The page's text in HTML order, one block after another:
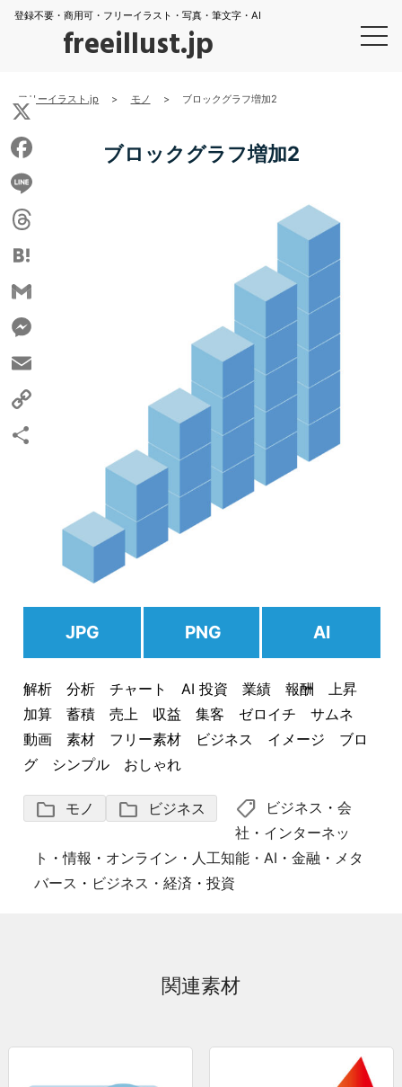
登録不要・商用可・フリーイラスト・写真・筆文字・AI
freeillust.jp
フリーイラスト.jp > モノ > ブロックグラフ増加2
ブロックグラフ増加2
JPG PNG AI
解析 分析 チャート AI 投資 業績 報酬 上昇
加算 蓄積 売上 収益 集客 ゼロイチ サムネ
動画 素材 フリー素材 ビジネス イメージ ブロ
グ シンプル おしゃれ
folder モノ folder ビジネス shoppingmode ビジネス ・会
社 ・ インターネッ
ト ・情報 ・ オンライン ・ 人工知能・AI ・ 金融 ・ メタ
バース ・ ビジネス・経済 ・ 投資
関連素材
X
Facebook
Line
Threads
Hatena
Gmail
Messenger
Email
Copy